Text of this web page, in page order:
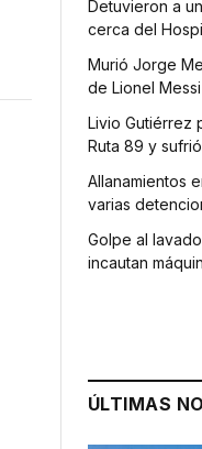
Detuvieron a
cerca del
Murió Jorge
de Lionel Messi
Livio Gutiérrez
Ruta 89 y
Allanamientos
varias
Golpe al
incautan
ÚLTIMAS